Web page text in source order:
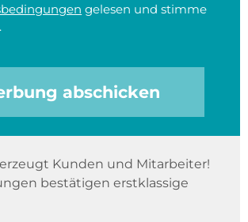
gelesen und stimme
abschicken
Kunden und Mitarbeiter!
bestätigen erstklassige